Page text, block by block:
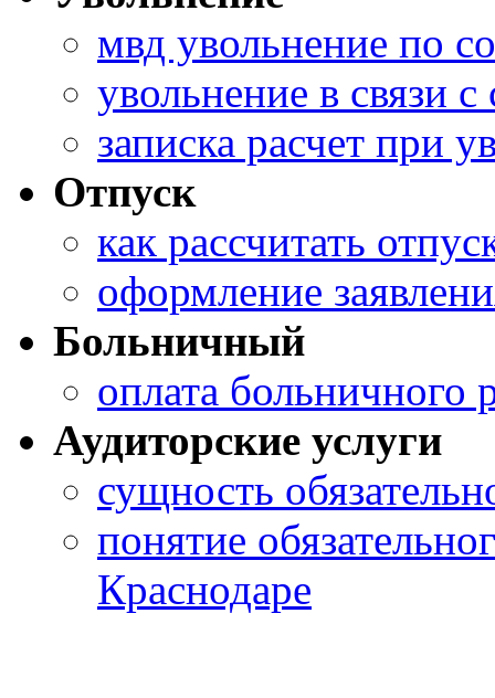
мвд увольнение по
увольнение в связи
записка расчет при
Отпуск
как рассчитать
оформление
Больничный
оплата больничного
Аудиторские услуги
сущность
понятие
Краснодаре